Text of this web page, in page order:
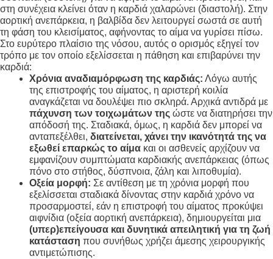
στη συνέχεια κλείνει όταν η καρδιά χαλαρώνει (διαστολή). Στην
αορτική ανεπάρκεια, η βαλβίδα δεν λειτουργεί σωστά σε αυτή
τη φάση του κλεισίματος, αφήνοντας το αίμα να γυρίσει πίσω.
Στο ευρύτερο πλαίσιο της νόσου, αυτός ο ορισμός εξηγεί τον
τρόπο με τον οποίο εξελίσσεται η πάθηση και επιβαρύνει την
καρδιά:
Χρόνια αναδιαμόρφωση της καρδιάς: Λόγω αυτής
της επιστροφής του αίματος, η αριστερή κοιλία
αναγκάζεται να δουλέψει πιο σκληρά. Αρχικά αντιδρά με
πάχυνση των τοιχωμάτων της ώστε να διατηρήσει την
απόδοσή της. Σταδιακά, όμως, η καρδιά δεν μπορεί να
ανταπεξέλθει, διατείνεται, χάνει την ικανότητά της να
εξωθεί επαρκώς το αίμα και οι ασθενείς αρχίζουν να
εμφανίζουν συμπτώματα καρδιακής ανεπάρκειας (όπως
πόνο στο στήθος, δύσπνοια, ζάλη και λιποθυμία).
Οξεία μορφή: Σε αντίθεση με τη χρόνια μορφή που
εξελίσσεται σταδιακά δίνοντας στην καρδιά χρόνο να
προσαρμοστεί, εάν η επιστροφή του αίματος προκύψει
αιφνίδια (οξεία αορτική ανεπάρκεια), δημιουργείται μια
(υπερ)επείγουσα και δυνητικά απειλητική για τη ζωή
κατάσταση που συνήθως χρήζει άμεσης χειρουργικής
αντιμετώπισης.